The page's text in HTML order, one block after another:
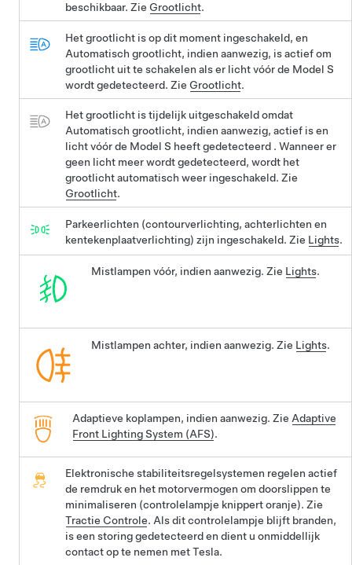
beschikbaar. Zie Grootlicht.
Het grootlicht is op dit moment ingeschakeld, en
Automatisch grootlicht, indien aanwezig, is actief om
grootlicht uit te schakelen als er licht vóór de Model S
wordt gedetecteerd. Zie Grootlicht.
Het grootlicht is tijdelijk uitgeschakeld omdat
Automatisch grootlicht, indien aanwezig,actief is en
licht vóór de Model S heeft gedetecteerd . Wanneer er
geen licht meer wordt gedetecteerd, wordt het
grootlicht automatisch weer ingeschakeld. Zie
Grootlicht.
Parkeerlichten (contourverlichting, achterlichten en
kentekenplaatverlichting) zijn ingeschakeld. Zie Lights.
Mistlampen vóór, indien aanwezig. Zie Lights.
Mistlampen achter, indien aanwezig. Zie Lights.
Adaptieve koplampen, indien aanwezig. ZieAdaptive
Front Lighting System (AFS).
Elektronische stabiliteitsregelsystemen regelen actief
de remdruk en het motorvermogen om doorslippen te
minimaliseren (controlelampje knippert oranje). Zie
Tractie Controle. Als dit controlelampje blijft branden,
is een storing gedetecteerd en dient u onmiddellijk
contact op te nemen met Tesla.